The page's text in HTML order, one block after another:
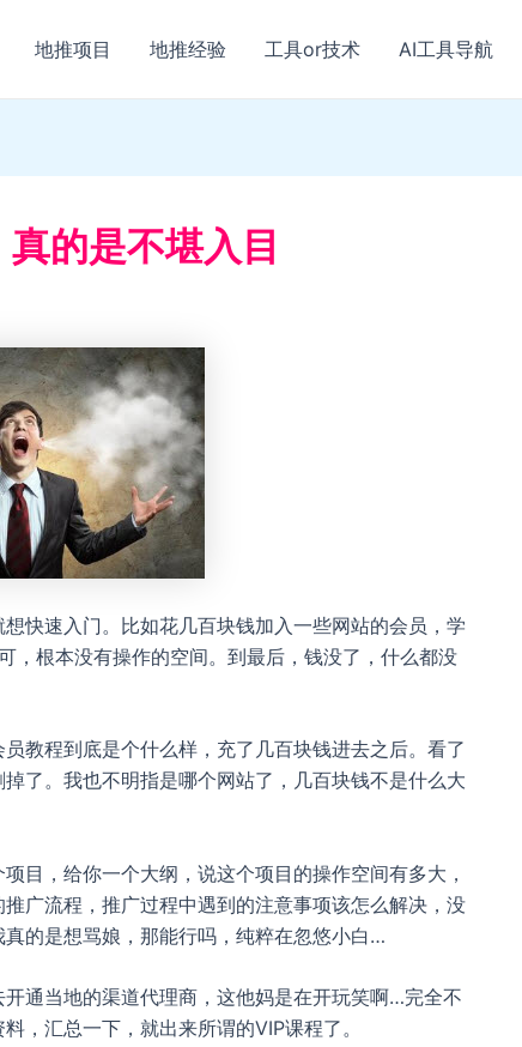
地推项目 地推经验 工具or技术 AI工具导航
的是不堪入目
快速入门。比如花几百块钱加入一些网站的会员，学
，根本没有操作的空间。到最后，钱没了，什么都没
教程到底是个什么样，充了几百块钱进去之后。看了
了。我也不明指是哪个网站了，几百块钱不是什么大
目，给你一个大纲，说这个项目的操作空间有多大，
广流程，推广过程中遇到的注意事项该怎么解决，没
的是想骂娘，那能行吗，纯粹在忽悠小白…
通当地的渠道代理商，这他妈是在开玩笑啊…完全不
，汇总一下，就出来所谓的VIP课程了。